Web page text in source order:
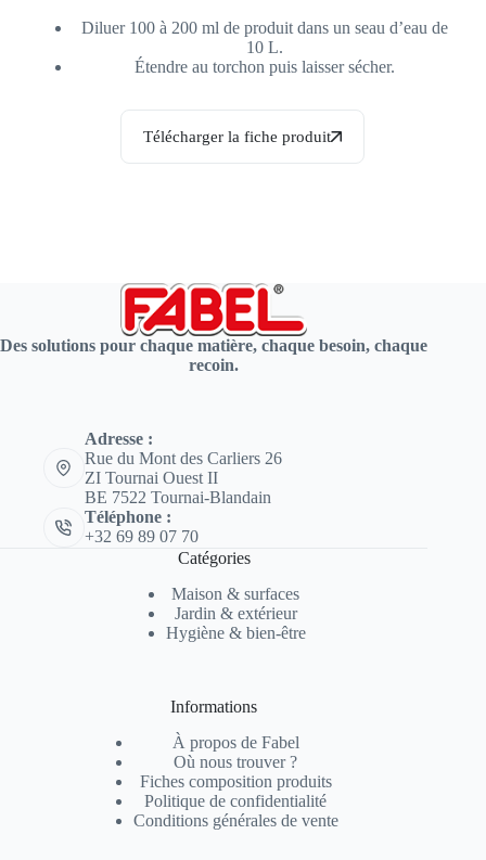
Diluer 100 à 200 ml de produit dans un seau d’eau de
10 L.
Étendre au torchon puis laisser sécher.
Télécharger la fiche produit
Des solutions pour chaque matière, chaque besoin, chaque
recoin.
Adresse :
Rue du Mont des Carliers 26
ZI Tournai Ouest II
BE 7522 Tournai-Blandain
Téléphone :
+32 69 89 07 70
Catégories
Maison & surfaces
Jardin & extérieur
Hygiène & bien-être
Informations
À propos de Fabel
Où nous trouver ?
Fiches composition produits
Politique de confidentialité
Conditions générales de vente